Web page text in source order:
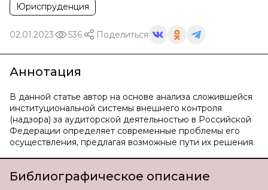
Юриспруденция
02.01.2023 536 Поделиться
Аннотация
В данной статье автор на основе анализа сложившейся
институциональной системы внешнего контроля
(надзора) за аудиторской деятельностью в Российской
Федерации определяет современные проблемы его
осуществления, предлагая возможные пути их решения.
Библиографическое описание